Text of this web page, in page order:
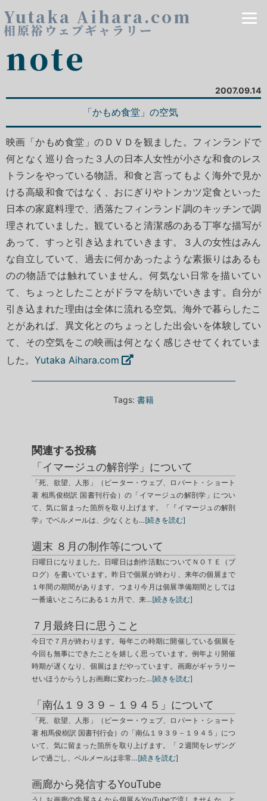
Yutaka Aihara.com
相原裕ウェブギャラリー
note
2007.09.14
「かもめ食堂」の空気
映画「かもめ食堂」のＤＶＤを観ました。フィンランドで
何となく巡り合った３人の日本人女性が小さな和食のレス
トランをやっている物語。和食と言ってもよく海外で見か
ける高級和食ではなく、おにぎりやトンカツ定食といった
日本の家庭料理で、洒落たフィンランド調のキッチンで調
理されていました。観ていると清潔感のある丁寧な描写が
あって、すっと引き込まれていきます。３人の女性はみん
な自立していて、過去に何かあったような素振りはあるも
のの物語では触れていません。何気ない日常を描いてい
て、ちょっとしたことがドラマを紡いでいきます。自分が
引き込まれた理由は全体に流れる空気。海外で暮らしたこ
とがあれば、異文化とのちょっとした出会いを体験してい
て、その空気をこの映画は何となく感じさせてくれていま
した。 Yutaka Aihara.com
Tags: 書籍
関連する投稿
「イマージュの解剖学」について
「死、欲望、人形」（ピーター・ウェブ、ロバート・ショート
著 相馬俊樹訳 国書刊行会）の「イマージュの解剖学」につい
て、気に留まった箇所を取り上げます。「『イマージュの解剖
学』でベルメールは、少なくとも…[続きを読む]
週末 ８月の制作等について
日曜日になりました。日曜日は創作活動についてＮＯＴＥ（ブ
ログ）を書いています。昨日で個展が終わり、来年の個展まで
１年間の期間があります。つまり今月は個展準備期間としては
一番遠いところにある１カ月で、来…[続きを読む]
７月最終日に思うこと
今日で７月が終わります。毎年この時期に開催している個展を
今回も無事にできたことを嬉しく思っています。例年より開催
時期が遅くなり、個展はまだやっています。画廊がギャラリー
せいほうからうしお画廊に変わった…[続きを読む]
「南仏１９３９－１９４５」について
「死、欲望、人形」（ピーター・ウェブ、ロバート・ショート
著 相馬俊樹訳 国書刊行会）の「南仏１９３９－１９４５」につ
いて、気に留まった箇所を取り上げます。「２週間をレザング
レで過ごし、ベルメールは非常…[続きを読む]
画廊から発信するYouTube